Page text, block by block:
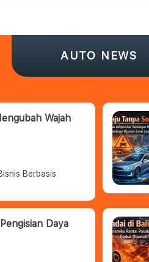
AUTO NEWS
Wajah
Berbasis
Daya